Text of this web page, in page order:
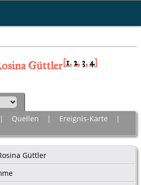
Güttler[1,2,3,4]
Quellen | Ereignis-Karte |
Güttler